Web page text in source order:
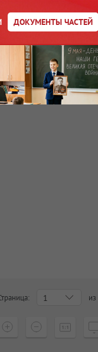
ДОКУМЕНТЫ ЧАСТЕЙ
1 из